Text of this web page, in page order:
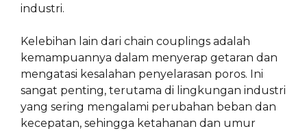
industri.
Kelebihan lain dari chain couplings adalah
kemampuannya dalam menyerap getaran dan
mengatasi kesalahan penyelarasan poros. Ini
sangat penting, terutama di lingkungan industri
yang sering mengalami perubahan beban dan
kecepatan, sehingga ketahanan dan umur